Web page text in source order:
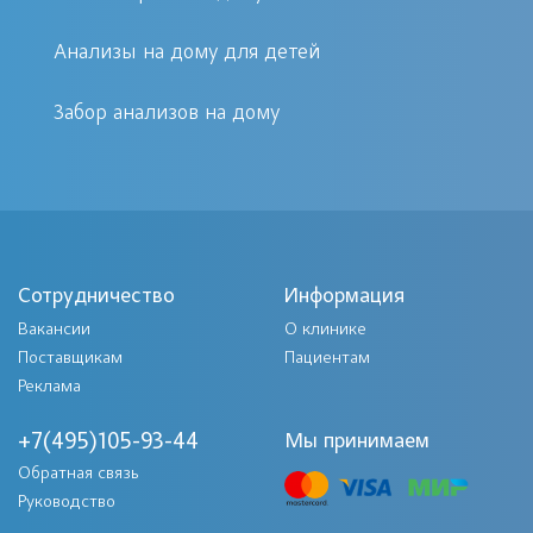
актуальна – этот вид диагностики
достаточно прост и
Для того чтобы произвести забор
анализа мочи на дому в Москве,
звонок, и квалифицированные
специалисты сети клиник Первый
Анализы на дому для детей
Забор анализов на дому
Сотрудничество
Вакансии
Поставщикам
Реклама
Информация
О клинике
Пациентам
+7(495)105-93-44
Обратная связь
Руководство
Мы принимаем